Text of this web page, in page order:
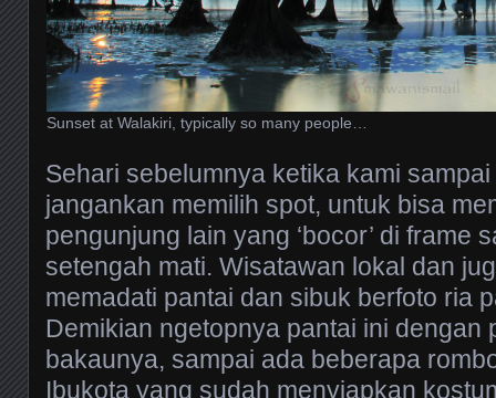
Sunset at Walakiri, typically so many people…
Sehari sebelumnya ketika kami
jangankan memilih spot, untuk bisa
pengunjung lain yang ‘bocor’ di frame
setengah mati. Wisatawan lokal dan
memadati pantai dan sibuk berfoto ria
Demikian ngetopnya pantai ini dengan
bakaunya, sampai ada beberapa
Ibukota yang sudah menyiapkan